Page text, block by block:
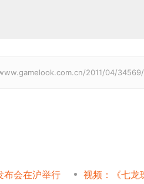
2011/04/34569/
会在沪举行